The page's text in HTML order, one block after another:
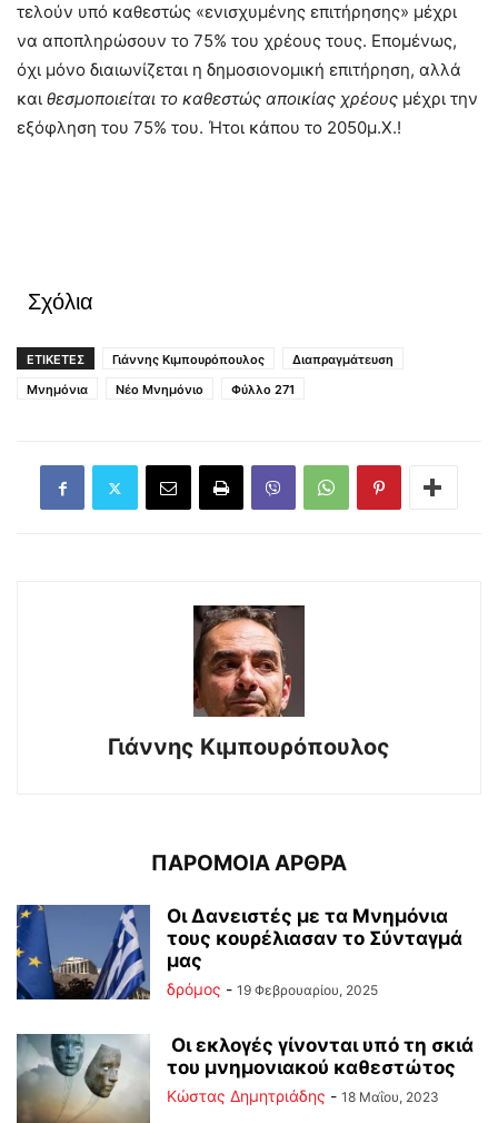
τελούν υπό καθεστώς «ενισχυμένης επιτήρησης» μέχρι
να αποπληρώσουν το 75% του χρέους τους. Επομένως,
όχι μόνο διαιωνίζεται η δημοσιονομική επιτήρηση, αλλά
και θεσμοποιείται το καθεστώς αποικίας χρέους μέχρι την
εξόφληση του 75% του. Ήτοι κάπου το 2050μ.Χ.!
Σχόλια
ΕΤΙΚΕΤΕΣ Γιάννης Κιμπουρόπουλος
Διαπραγμάτευση
Μνημόνια
Νέο Μνημόνιο Φύλλο 271
Γιάννης Κιμπουρόπουλος
ΠΑΡΟΜΟΙΑ ΑΡΘΡΑ
Οι Δανειστές με τα Μνημόνια
τους κουρέλιασαν το Σύνταγμά
μας
δρόμος - 19 Φεβρουαρίου, 2025
Οι εκλογές γίνονται υπό τη σκιά
του μνημονιακού καθεστώτος
Kώστας Δημητριάδης - 18 Μαΐου, 2023